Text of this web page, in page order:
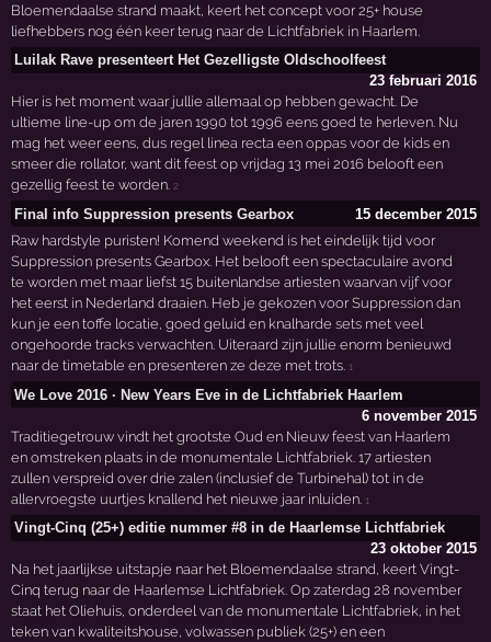
Bloemendaalse strand maakt, keert het concept voor 25+ house
liefhebbers nog één keer terug naar de Lichtfabriek in Haarlem.
Luilak Rave presenteert Het Gezelligste Oldschoolfeest
23 februari 2016
Hier is het moment waar jullie allemaal op hebben gewacht. De
ultieme line-up om de jaren 1990 tot 1996 eens goed te herleven. Nu
mag het weer eens, dus regel linea recta een oppas voor de kids en
smeer die rollator, want dit feest op vrijdag 13 mei 2016 belooft een
gezellig feest te worden.2
Final info Suppression presents Gearbox
15 december 2015
Raw hardstyle puristen! Komend weekend is het eindelijk tijd voor
Suppression presents Gearbox. Het belooft een spectaculaire avond
te worden met maar liefst 15 buitenlandse artiesten waarvan vijf voor
het eerst in Nederland draaien. Heb je gekozen voor Suppression dan
kun je een toffe locatie, goed geluid en knalharde sets met veel
ongehoorde tracks verwachten. Uiteraard zijn jullie enorm benieuwd
naar de timetable en presenteren ze deze met trots.1
We Love 2016 · New Years Eve in de Lichtfabriek Haarlem
6 november 2015
Traditiegetrouw vindt het grootste Oud en Nieuw feest van Haarlem
en omstreken plaats in de monumentale Lichtfabriek. 17 artiesten
zullen verspreid over drie zalen (inclusief de Turbinehal) tot in de
allervroegste uurtjes knallend het nieuwe jaar inluiden.1
Vingt-Cinq (25+) editie nummer #8 in de Haarlemse Lichtfabriek
23 oktober 2015
Na het jaarlijkse uitstapje naar het Bloemendaalse strand, keert Vingt-
Cinq terug naar de Haarlemse Lichtfabriek. Op zaterdag 28 november
staat het Oliehuis, onderdeel van de monumentale Lichtfabriek, in het
teken van kwaliteitshouse, volwassen publiek (25+) en een